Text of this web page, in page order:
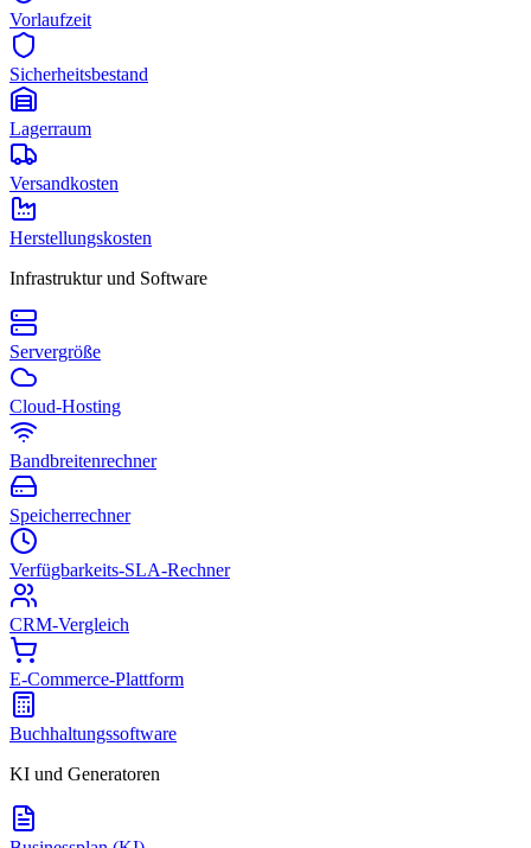
Vorlaufzeit
Sicherheitsbestand
Lagerraum
Versandkosten
Herstellungskosten
Infrastruktur und Software
Servergröße
Cloud-Hosting
Bandbreitenrechner
Speicherrechner
Verfügbarkeits-SLA-Rechner
CRM-Vergleich
E-Commerce-Plattform
Buchhaltungssoftware
KI und Generatoren